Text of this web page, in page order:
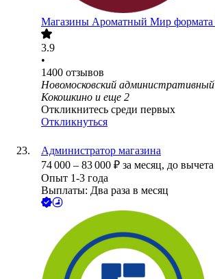
Магазины Ароматный Мир формата
3.9
•
1400 отзывов
Новомосковский административный
Кокошкино и еще 2
Откликнитесь среди первых
Откликнуться
Администратор магазина
74 000 – 83 000 ₽ за месяц, до
Опыт 1-3 года
Выплаты: Два раза в месяц